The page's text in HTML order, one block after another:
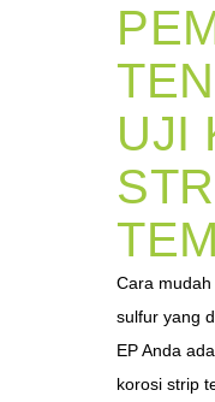
UJI
Cara
sulfur yang
EP Anda
korosi strip